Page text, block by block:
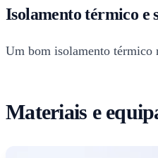
Isolamento térmico e
Um bom isolamento térmico
Materiais e